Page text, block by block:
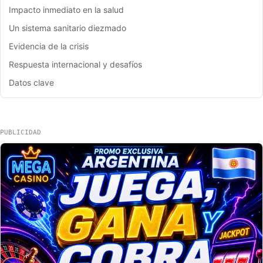
Impacto inmediato en la salud
Un sistema sanitario diezmado
Evidencia de la crisis
Respuesta internacional y desafíos
Datos clave
PUBLICIDAD